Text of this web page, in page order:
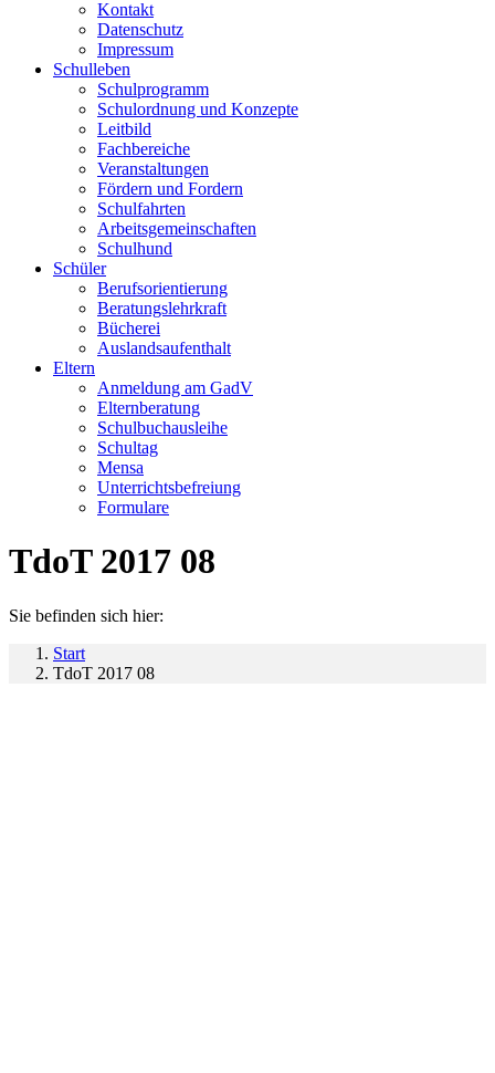
Kontakt
Datenschutz
Impressum
Schulleben
Schulprogramm
Schulordnung und Konzepte
Leitbild
Fachbereiche
Veranstaltungen
Fördern und Fordern
Schulfahrten
Arbeitsgemeinschaften
Schulhund
Schüler
Berufsorientierung
Beratungslehrkraft
Bücherei
Auslandsaufenthalt
Eltern
Anmeldung am GadV
Elternberatung
Schulbuchausleihe
Schultag
Mensa
Unterrichtsbefreiung
Formulare
TdoT 2017 08
Sie befinden sich hier:
Start
TdoT 2017 08